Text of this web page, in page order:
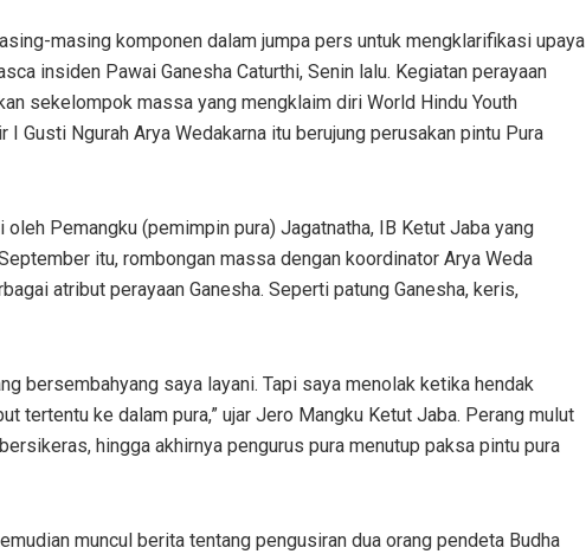
masing komponen dalam jumpa pers untuk mengklarifikasi upaya
insiden Pawai Ganesha Caturthi, Senin lalu. Kegiatan perayaan
sekelompok massa yang mengklaim diri World Hindu Youth
I Gusti Ngurah Arya Wedakarna itu berujung perusakan pintu Pura
Pemangku (pemimpin pura) Jagatnatha, IB Ketut Jaba yang
itu, rombongan massa dengan koordinator Arya Weda
atribut perayaan Ganesha. Seperti patung Ganesha, keris,
bersembahyang saya layani. Tapi saya menolak ketika hendak
tertentu ke dalam pura,” ujar Jero Mangku Ketut Jaba. Perang mulut
hingga akhirnya pengurus pura menutup paksa pintu pura
muncul berita tentang pengusiran dua orang pendeta Budha